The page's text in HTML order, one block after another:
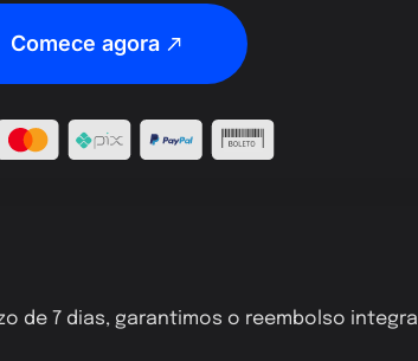
Comece agora
de 7 dias, garantimos o reembolso integral